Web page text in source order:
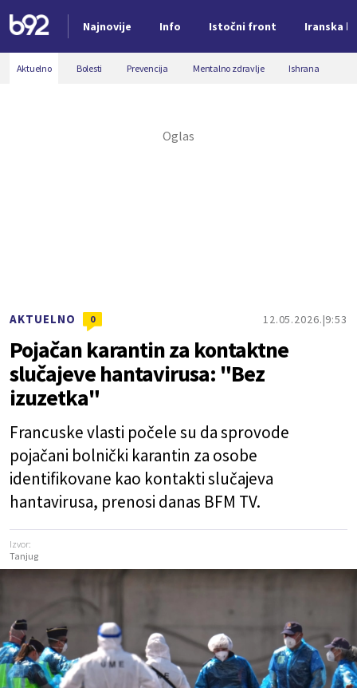
Najnovije Info Istočni front Iranska
Nova vest
Aktuelno Bolesti Prevencija Mentalno zdravlje Ishrana
AKTUELNO 0 12.05.2026. 9:53
Pojačan karantin za kontaktne
slučajeve hantavirusa: "Bez
izuzetka"
Francuske vlasti počele su da sprovode
pojačani bolnički karantin za osobe
identifikovane kao kontakti slučajeva
hantavirusa, prenosi danas BFM TV.
Izvor:
Tanjug